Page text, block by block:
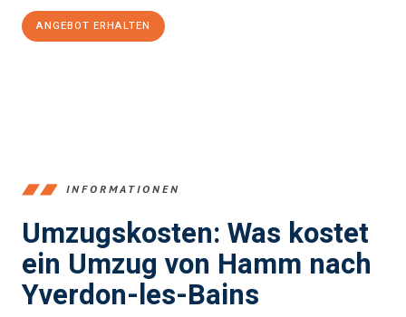
ANGEBOT ERHALTEN
INFORMATIONEN
Umzugskosten: Was kostet
ein Umzug von Hamm nach
Yverdon-les-Bains